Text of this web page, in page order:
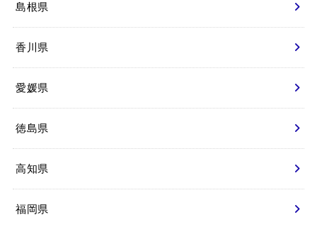
島根県
香川県
愛媛県
徳島県
高知県
福岡県